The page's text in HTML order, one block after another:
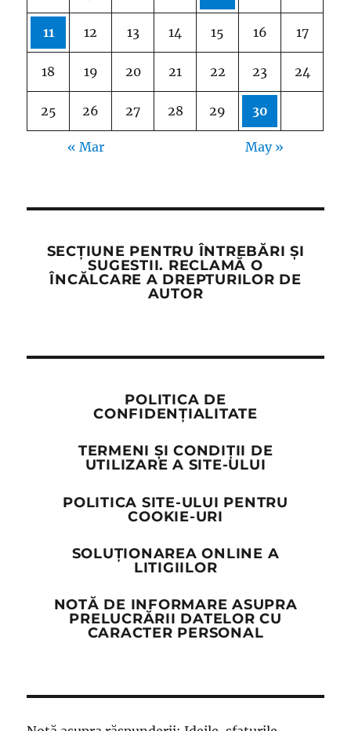
11 12 13 14 15 16 17
18 19 20 21 22 23 24
25 26 27 28 29 30
« Mar May »
SECȚIUNE PENTRU ÎNTREBĂRI ȘI
SUGESTII. RECLAMĂ O
ÎNCĂLCARE A DREPTURILOR DE
AUTOR
POLITICA DE
CONFIDENȚIALITATE
TERMENI ȘI CONDIȚII DE
UTILIZARE A SITE-ULUI
POLITICA SITE-ULUI PENTRU
COOKIE-URI
SOLUȚIONAREA ONLINE A
LITIGIILOR
NOTĂ DE INFORMARE ASUPRA
PRELUCRĂRII DATELOR CU
CARACTER PERSONAL